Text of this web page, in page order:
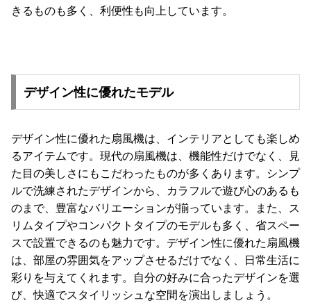
きるものも多く、利便性も向上しています。
デザイン性に優れたモデル
デザイン性に優れた扇風機は、インテリアとしても楽しめ
るアイテムです。現代の扇風機は、機能性だけでなく、見
た目の美しさにもこだわったものが多くあります。シンプ
ルで洗練されたデザインから、カラフルで遊び心のあるも
のまで、豊富なバリエーションが揃っています。また、ス
リムタイプやコンパクトタイプのモデルも多く、省スペー
スで設置できるのも魅力です。デザイン性に優れた扇風機
は、部屋の雰囲気をアップさせるだけでなく、日常生活に
彩りを与えてくれます。自分の好みに合ったデザインを選
び、快適でスタイリッシュな空間を演出しましょう。